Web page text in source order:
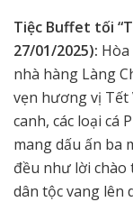
Tiệc Buffet tối
27/01/2025):
nhà hàng Làng
vẹn hương vị Tết
canh, các loại cá
mang dấu ấn ba
đều như lời chào
dân tộc vang lên